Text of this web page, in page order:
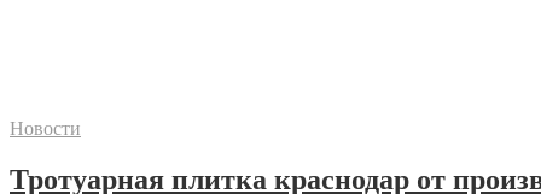
Новости
Тротуарная плитка краснодар от